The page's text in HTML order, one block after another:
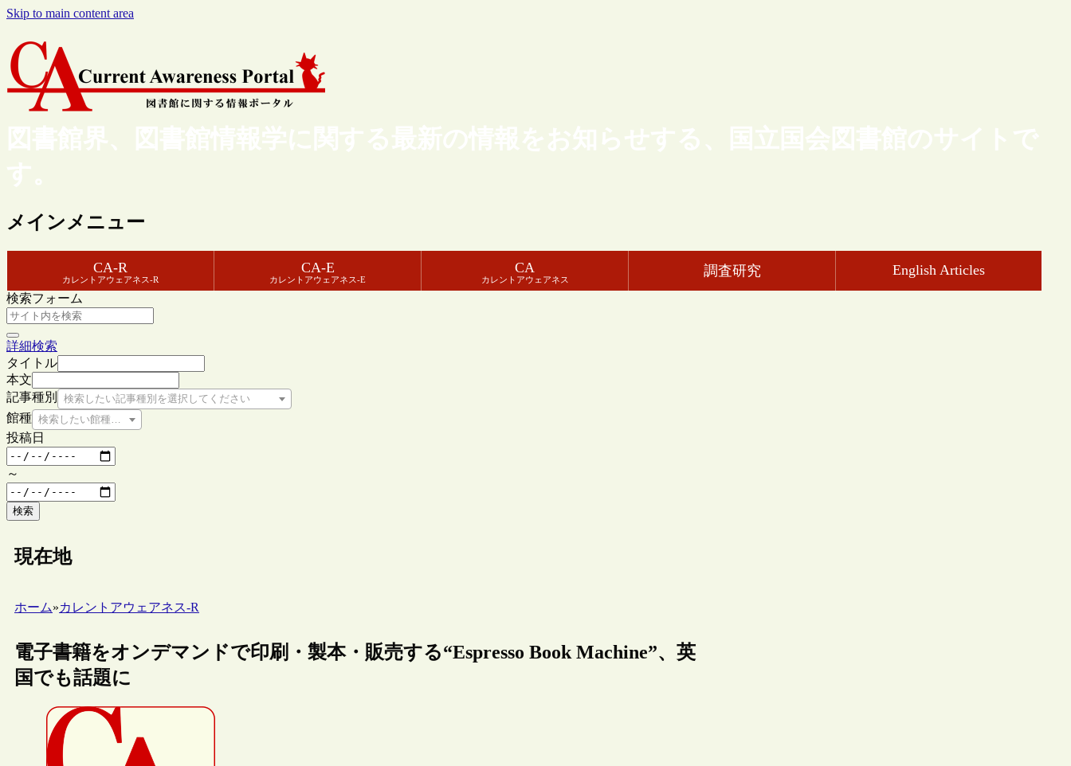
Skip to main content area
図書館界、図書館情報学に関する最新の情報をお知らせする、国立国会図書館のサイトで
す。
メインメニュー
CA-R
カレントアウェアネス-R
CA-E
カレントアウェアネス-E
CA
カレントアウェアネス
調査研究 English Articles
検索フォーム
詳細検索
タイトル
本文
記事種別
検索したい記事種別を選択してください
館種 検索したい館種を選択してください
投稿日
～
検索
現在地
ホーム»カレントアウェアネス-R
電子書籍をオンデマンドで印刷・製本・販売する“Espresso Book Machine”、英
国でも話題に